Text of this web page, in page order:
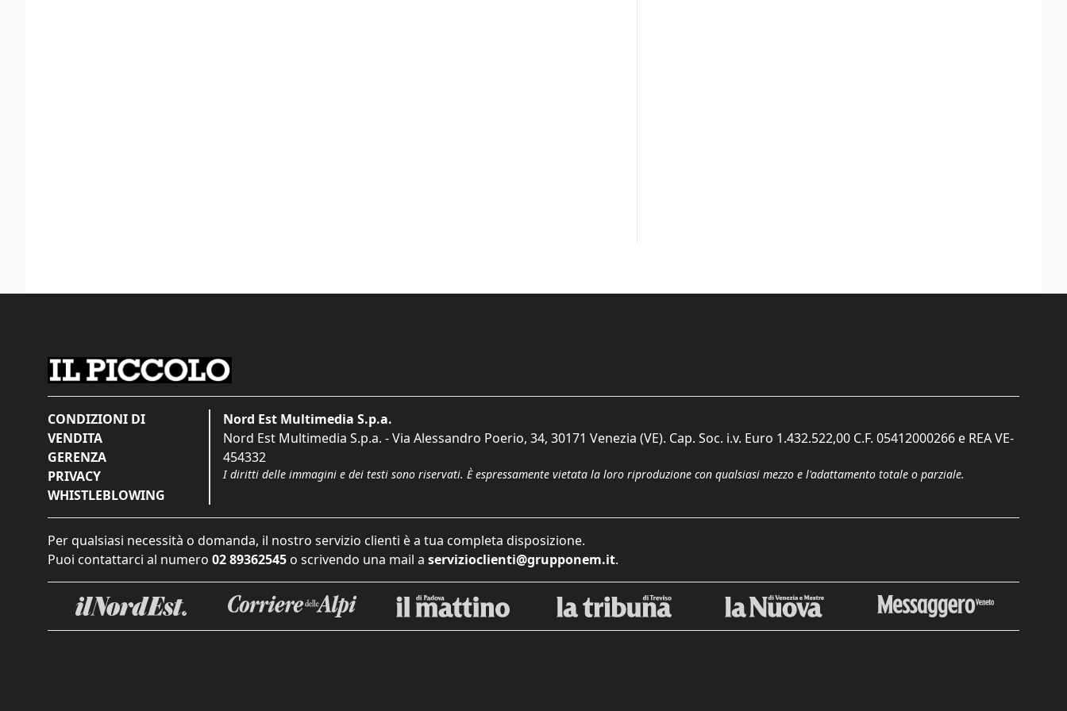
CONDIZIONI DI
VENDITA
GERENZA
PRIVACY
WHISTLEBLOWING
Nord Est Multimedia S.p.a.
Nord Est Multimedia S.p.a. - Via Alessandro Poerio, 34, 30171 Venezia (VE). Cap. Soc. i.v. Euro 1.432.522,00 C.F. 05412000266 e REA VE-
454332
I diritti delle immagini e dei testi sono riservati. È espressamente vietata la loro riproduzione con qualsiasi mezzo e l'adattamento totale o parziale.
Per qualsiasi necessità o domanda, il nostro servizio clienti è a tua completa disposizione.
Puoi contattarci al numero 02 89362545 o scrivendo una mail a servizioclienti@grupponem.it.